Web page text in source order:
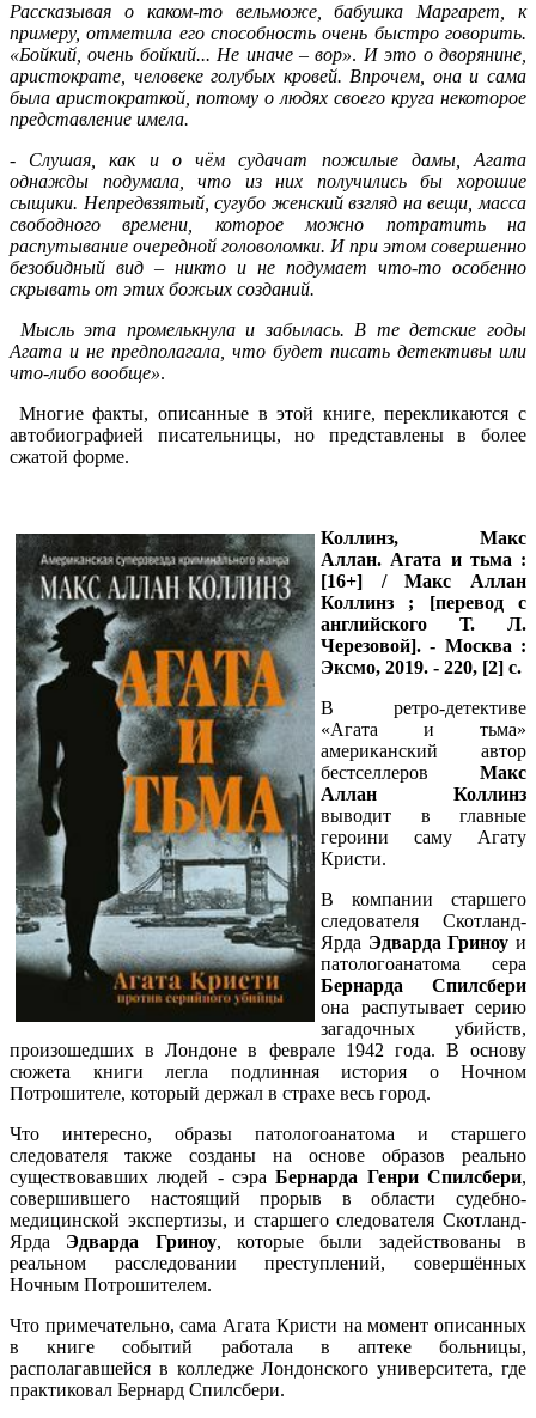
Рассказывая о каком-то вельможе, бабушка Маргарет, к
примеру, отметила его способность очень быстро говорить.
«Бойкий, очень бойкий... Не иначе – вор». И это о дворянине,
аристократе, человеке голубых кровей. Впрочем, она и сама
была аристократкой, потому о людях своего круга некоторое
представление имела.
- Cлушая, как и о чём судачат пожилые дамы, Агата
однажды подумала, что из них получились бы хорошие
сыщики. Непредвзятый, сугубо женский взгляд на вещи, масса
свободного времени, которое можно потратить на
распутывание очередной головоломки. И при этом совершенно
безобидный вид – никто и не подумает что-то особенно
скрывать от этих божьих созданий.
Мысль эта промелькнула и забылась. В те детские годы
Агата и не предполагала, что будет писать детективы или
что-либо вообще».
Многие факты, описанные в этой книге, перекликаются с
автобиографией писательницы, но представлены в более
сжатой форме.
Коллинз, Макс
Аллан. Агата и тьма :
[16+] / Макс Аллан
Коллинз ; [перевод с
английского Т. Л.
Черезовой]. - Москва :
Эксмо, 2019. - 220, [2] с.
В ретро-детективе
«Агата и тьма»
американский автор
бестселлеров Макс
Аллан Коллинз
выводит в главные
героини саму Агату
Кристи.
В компании старшего
следователя Скотланд-
Ярда Эдварда Гриноу и
патологоанатома сера
Бернарда Спилсбери
она распутывает серию
загадочных убийств,
произошедших в Лондоне в феврале 1942 года. В основу
сюжета книги легла подлинная история о Ночном
Потрошителе, который держал в страхе весь город.
Что интересно, образы патологоанатома и старшего
следователя также созданы на основе образов реально
существовавших людей - сэраБернарда Генри Спилсбери,
совершившего настоящий прорыв в области судебно-
медицинской экспертизы, и старшего следователя Скотланд-
Ярда Эдварда Гриноу, которые были задействованы в
реальном расследовании преступлений, совершённых
Ночным Потрошителем.
Что примечательно, сама Агата Кристи на момент описанных
в книге событий работала в аптеке больницы,
располагавшейся в колледже Лондонского университета, где
практиковал Бернард Спилсбери.